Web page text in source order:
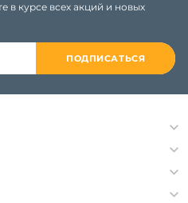
в курсе всех акций и новых
ПОДПИСАТЬСЯ